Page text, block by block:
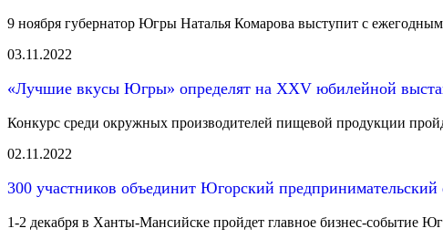
9 ноября губернатор Югры Наталья Комарова выступит с
03.11.2022
«Лучшие вкусы Югры» определят на XXV юбилейной
Конкурс среди окружных производителей пищевой продукции
02.11.2022
300 участников объединит Югорский
1-2 декабря в Ханты-Мансийске пройдет главное бизнес-событие